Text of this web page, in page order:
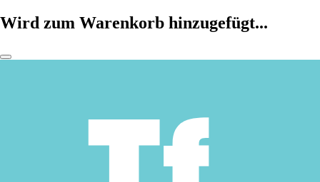
Wird zum Warenkorb hinzugefügt...